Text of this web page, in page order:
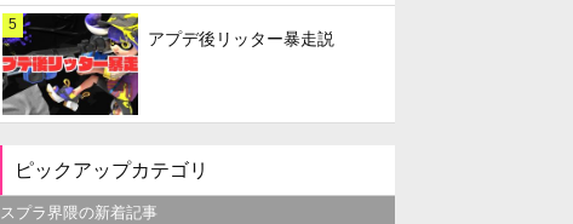
5
アプデ後リッター暴走説
ピックアップカテゴリ
スプラ界隈の新着記事